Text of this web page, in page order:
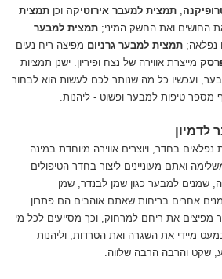
, תמצית למעבר אירוטיקה וכן תמצית
החושים ואת החשק המיני; תמצית למבער
נפלאה; תמצית למבער גרניום מפיצה ריח נעים
ק מייצרת אווירה של נצח ופיריון. ישנן תמציות
ועכשיו כל מה שנותר לכם לעשות הוא לבחור
מספר טיפות למבער ופשוט - ליהנות.
לדמיון
בחדר, ויוצרים אווירה מיוחדת במינה.
ואתם מעוניינים ליצור בחדר הטיפולים
שמנים למבער כגון שמן לבנדר, שמן
אחרים בריחות שאתם אוהבים הם פתרון
מפיצים את ריחם למרחוק, וכך מסייעים לכל מי
מיידי את השגרה ואת הטרדות, וליהנות
שקט והרבה הרבה שלווה.